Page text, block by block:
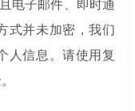
式并未加密，我们
人信息。请使用复